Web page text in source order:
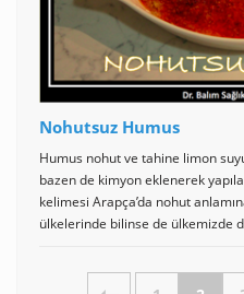
Nohutsuz Humus
Humus nohut ve tahine limon
bazen de kimyon eklenerek
kelimesi Arapça’da nohut
ülkelerinde bilinse de ülkemizde